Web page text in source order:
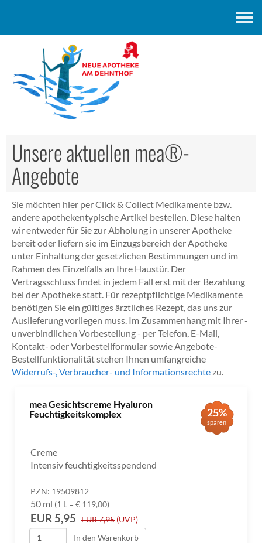
Unsere aktuellen mea®-
Angebote
Sie möchten hier per Click & Collect Medikamente bzw.
andere apothekentypische Artikel bestellen. Diese halten
wir entweder für Sie zur Abholung in unserer Apotheke
bereit oder liefern sie im Einzugsbereich der Apotheke
unter Einhaltung der gesetzlichen Bestimmungen und im
Rahmen des Einzelfalls an Ihre Haustür. Der
Vertragsschluss findet in jedem Fall erst mit der Bezahlung
bei der Apotheke statt. Für rezeptpflichtige Medikamente
benötigen Sie ein gültiges ärztliches Rezept, das uns zur
Auslieferung vorliegen muss. Im Zusammenhang mit Ihrer -
unverbindlichen Vorbestellung - per Telefon, E-Mail,
Kontakt- oder Vorbestellformular sowie Angebote-
Bestellfunktionalität stehen Ihnen umfangreiche
Widerrufs-, Verbraucher- und Informationsrechtezu.
mea Gesichtscreme Hyaluron
Feuchtigkeitskomplex
25%
sparen
Creme
Intensiv feuchtigkeitsspendend
PZN: 19509812
50 ml (1 L = € 119,00)
EUR 5,95 EUR 7,95 (UVP)
In den Warenkorb